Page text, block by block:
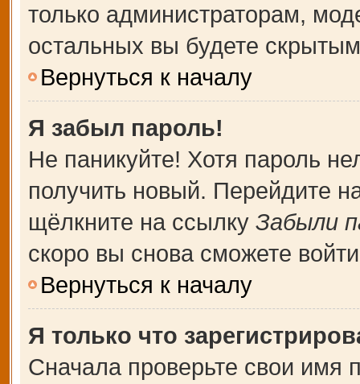
только администраторам,
остальных вы будете
Вернуться к началу
Я забыл пароль!
Не паникуйте! Хотя пароль
получить новый. Перейдите
щёлкните на ссылку Забыли
скоро вы снова сможете
Вернуться к началу
Я только что
Сначала проверьте свои имя